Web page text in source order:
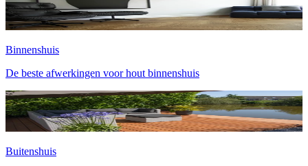
Binnenshuis
De beste afwerkingen voor hout binnenshuis
Buitenshuis